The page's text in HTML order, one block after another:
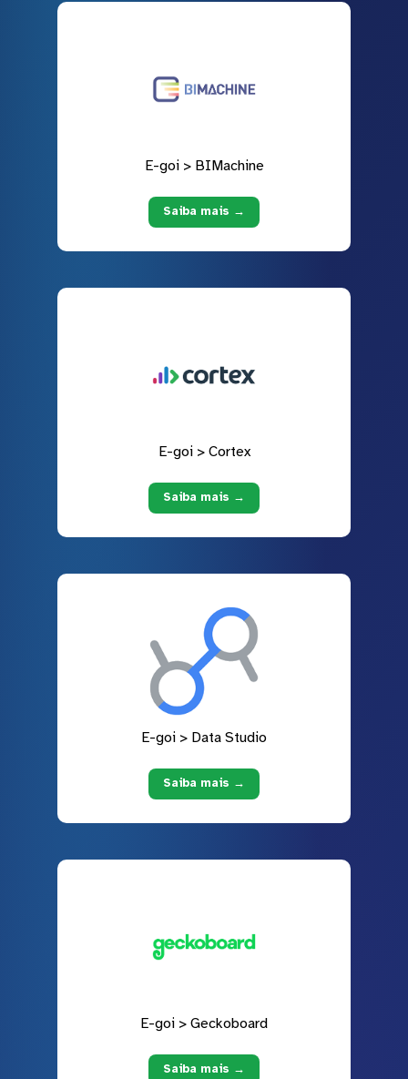
E-goi > BIMachine
Saiba mais →
E-goi > Cortex
Saiba mais →
E-goi > Data Studio
Saiba mais →
E-goi > Geckoboard
Saiba mais →